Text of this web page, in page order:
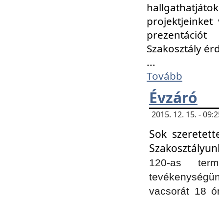
Szakosztály
...
Tovább
Évzáró
2015. 12. 15. -
Sok
120-as
vacsorát 18